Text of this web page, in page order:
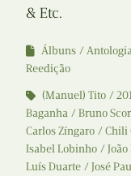
& Etc.
Álbuns
Reedição
(Manuel) Tito
Baganha
Bruno
Carlos Zíngaro
Chili
Isabel Lobinho
Luís Duarte
José